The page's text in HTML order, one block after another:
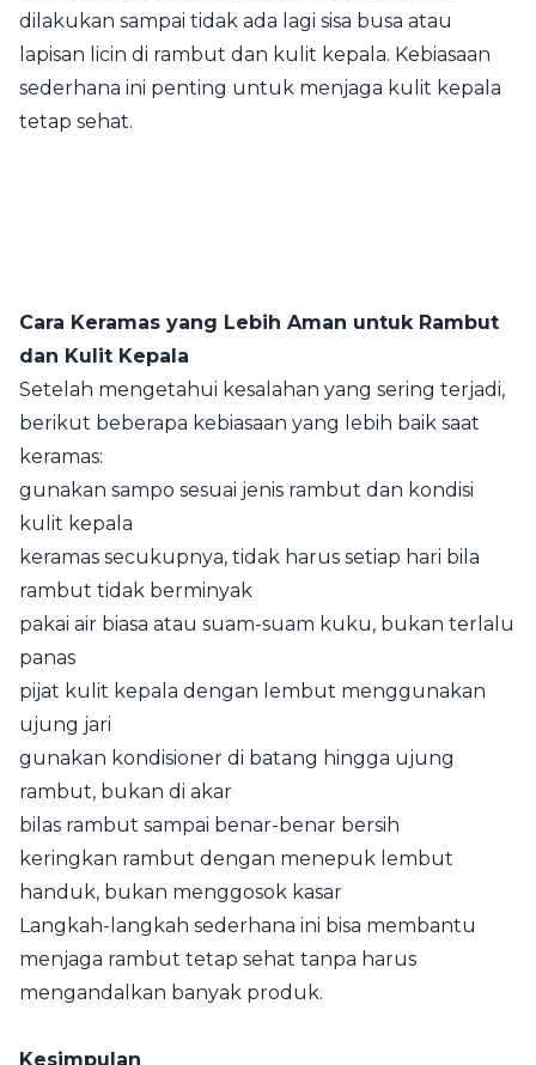
dilakukan sampai tidak ada lagi sisa busa atau
lapisan licin di rambut dan kulit kepala. Kebiasaan
sederhana ini penting untuk menjaga kulit kepala
tetap sehat.
Cara Keramas yang Lebih Aman untuk Rambut
dan Kulit Kepala
Setelah mengetahui kesalahan yang sering terjadi,
berikut beberapa kebiasaan yang lebih baik saat
keramas:
gunakan sampo sesuai jenis rambut dan kondisi
kulit kepala
keramas secukupnya, tidak harus setiap hari bila
rambut tidak berminyak
pakai air biasa atau suam-suam kuku, bukan terlalu
panas
pijat kulit kepala dengan lembut menggunakan
ujung jari
gunakan kondisioner di batang hingga ujung
rambut, bukan di akar
bilas rambut sampai benar-benar bersih
keringkan rambut dengan menepuk lembut
handuk, bukan menggosok kasar
Langkah-langkah sederhana ini bisa membantu
menjaga rambut tetap sehat tanpa harus
mengandalkan banyak produk.
Kesimpulan